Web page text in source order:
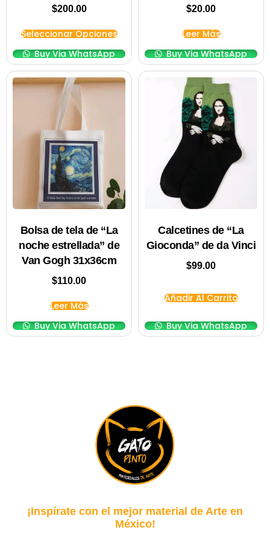
$200.00
Seleccionar Opciones
Buy Via WhatsApp
$20.00
Leer Más
Buy Via WhatsApp
Bolsa de tela de “La
noche estrellada” de
Van Gogh 31x36cm
$110.00
Leer Más
Buy Via WhatsApp
Calcetines de “La
Gioconda” de da Vinci
$99.00
Añadir Al Carrito
Buy Via WhatsApp
¡Inspírate con el mejor material de Arte en
México!